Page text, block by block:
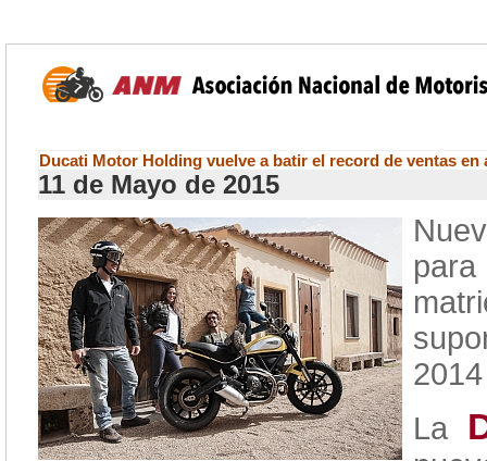
Ducati Motor Holding vuelve a batir el record de ventas en
11 de Mayo de 2015
La